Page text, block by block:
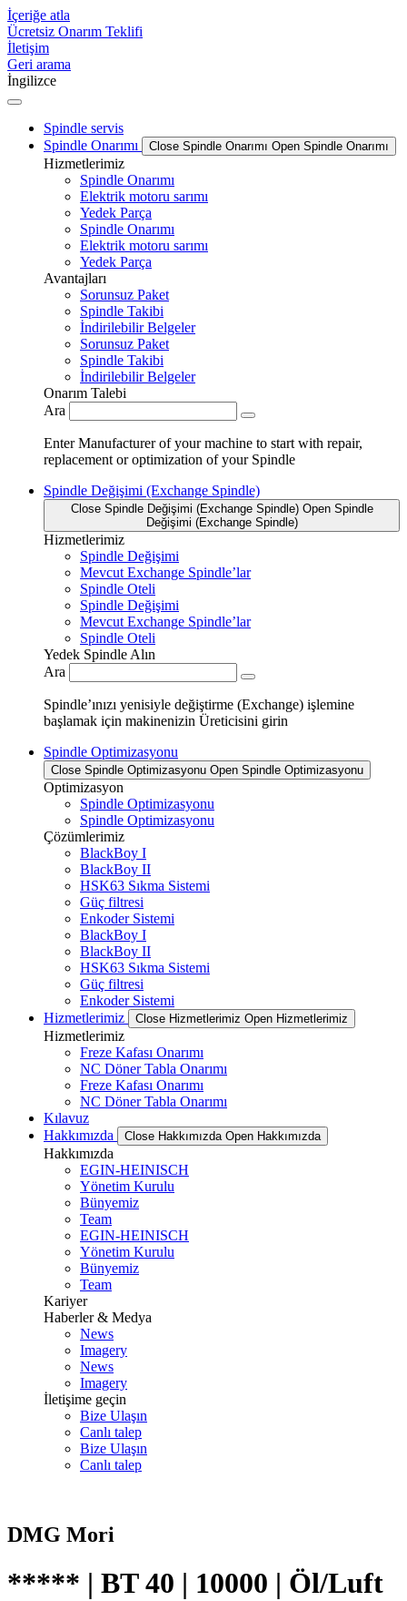
İçeriğe atla
Ücretsiz Onarım Teklifi
İletişim
Geri arama
İngilizce
Spindle servis
Spindle Onarımı
Close Spindle Onarımı Open Spindle Onarımı
Hizmetlerimiz
Spindle Onarımı
Elektrik motoru sarımı
Yedek Parça
Spindle Onarımı
Elektrik motoru sarımı
Yedek Parça
Avantajları
Sorunsuz Paket
Spindle Takibi
İndirilebilir Belgeler
Sorunsuz Paket
Spindle Takibi
İndirilebilir Belgeler
Onarım Talebi
Ara
Enter Manufacturer of your machine to start with repair,
replacement or optimization of your Spindle
Spindle Değişimi (Exchange Spindle)
Close Spindle Değişimi (Exchange Spindle) Open Spindle
Değişimi (Exchange Spindle)
Hizmetlerimiz
Spindle Değişimi
Mevcut Exchange Spindle’lar
Spindle Oteli
Spindle Değişimi
Mevcut Exchange Spindle’lar
Spindle Oteli
Yedek Spindle Alın
Ara
Spindle’ınızı yenisiyle değiştirme (Exchange) işlemine
başlamak için makinenizin Üreticisini girin
Spindle Optimizasyonu
Close Spindle Optimizasyonu Open Spindle Optimizasyonu
Optimizasyon
Spindle Optimizasyonu
Spindle Optimizasyonu
Çözümlerimiz
BlackBoy I
BlackBoy II
HSK63 Sıkma Sistemi
Güç filtresi
Enkoder Sistemi
BlackBoy I
BlackBoy II
HSK63 Sıkma Sistemi
Güç filtresi
Enkoder Sistemi
Hizmetlerimiz
Close Hizmetlerimiz Open Hizmetlerimiz
Hizmetlerimiz
Freze Kafası Onarımı
NC Döner Tabla Onarımı
Freze Kafası Onarımı
NC Döner Tabla Onarımı
Kılavuz
Hakkımızda
Close Hakkımızda Open Hakkımızda
Hakkımızda
EGIN-HEINISCH
Yönetim Kurulu
Bünyemiz
Team
EGIN-HEINISCH
Yönetim Kurulu
Bünyemiz
Team
Kariyer
Haberler & Medya
News
Imagery
News
Imagery
İletişime geçin
Bize Ulaşın
Canlı talep
Bize Ulaşın
Canlı talep
DMG Mori
***** | BT 40 | 10000 | Öl/Luft